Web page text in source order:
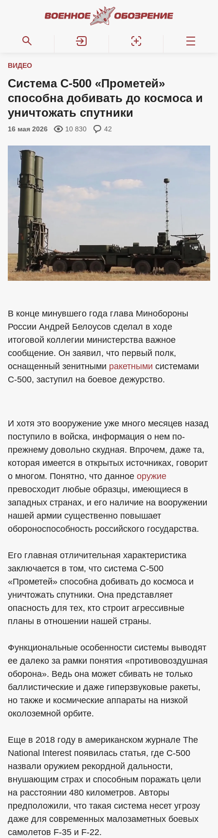
ВИДЕО
Система С-500 «Прометей»
способна добивать до космоса и
уничтожать спутники
16 мая 2026 10 830 42
В конце минувшего года глава Минобороны
России Андрей Белоусов сделал в ходе
итоговой коллегии министерства важное
сообщение. Он заявил, что первый полк,
оснащенный зенитными ракетными системами
С-500, заступил на боевое дежурство.
И хотя это вооружение уже много месяцев назад
поступило в войска, информация о нем по-
прежнему довольно скудная. Впрочем, даже та,
которая имеется в открытых источниках, говорит
о многом. Понятно, что данное оружие
превосходит любые образцы, имеющиеся в
западных странах, и его наличие на вооружении
нашей армии существенно повышает
обороноспособность российского государства.
Его главная отличительная характеристика
заключается в том, что система С-500
«Прометей» способна добивать до космоса и
уничтожать спутники. Она представляет
опасность для тех, кто строит агрессивные
планы в отношении нашей страны.
Функциональные особенности системы выводят
ее далеко за рамки понятия «противовоздушная
оборона». Ведь она может сбивать не только
баллистические и даже гиперзвуковые ракеты,
но также и космические аппараты на низкой
околоземной орбите.
Еще в 2018 году в американском журнале The
National Interest появилась статья, где С-500
назвали оружием рекордной дальности,
внушающим страх и способным поражать цели
на расстоянии 480 километров. Авторы
предположили, что такая система несет угрозу
даже для современных малозаметных боевых
самолетов F-35 и F-22.